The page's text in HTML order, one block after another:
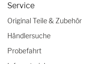
Service
Original Teile & Zubehör
Händlersuche
Probefahrt